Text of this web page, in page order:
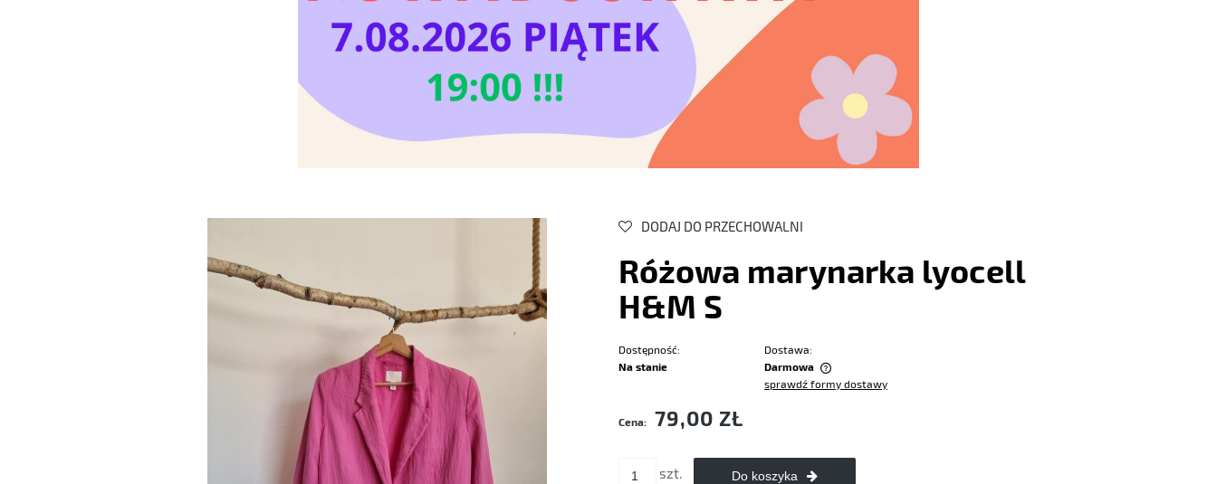
DODAJ DO PRZECHOWALNI
Różowa marynarka lyocell
H&M S
Dostępność:
Na stanie
Dostawa:
Darmowa
płatności
sprawdź formy dostawy
Cena: 79,00 ZŁ
szt. Do koszyka